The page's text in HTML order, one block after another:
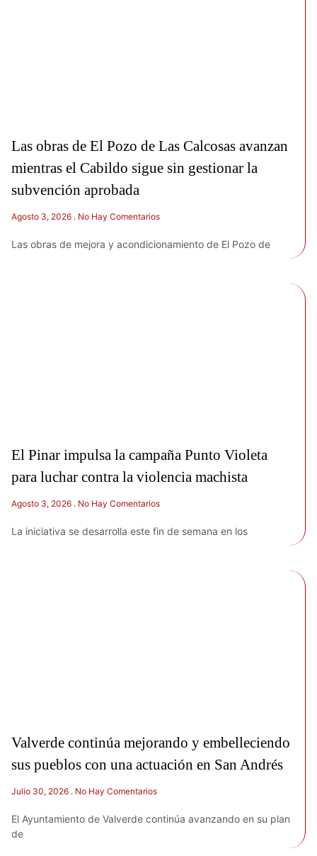
Las obras de El Pozo de Las Calcosas avanzan
mientras el Cabildo sigue sin gestionar la
subvención aprobada
Agosto 3, 2026 No Hay Comentarios
Las obras de mejora y acondicionamiento de El Pozo de
El Pinar impulsa la campaña Punto Violeta
para luchar contra la violencia machista
Agosto 3, 2026 No Hay Comentarios
La iniciativa se desarrolla este fin de semana en los
Valverde continúa mejorando y embelleciendo
sus pueblos con una actuación en San Andrés
Julio 30, 2026 No Hay Comentarios
El Ayuntamiento de Valverde continúa avanzando en su plan
de